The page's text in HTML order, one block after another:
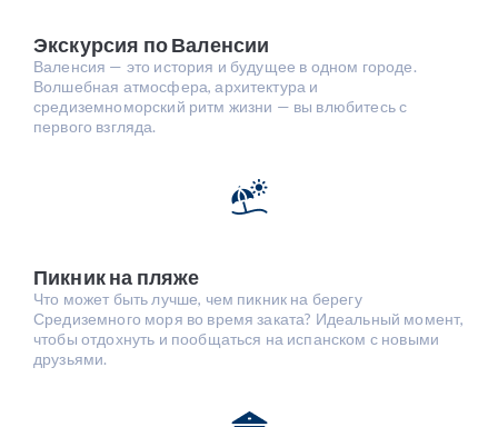
Экскурсия по Валенсии
Валенсия — это история и будущее в одном городе.
Волшебная атмосфера, архитектура и
средиземноморский ритм жизни — вы влюбитесь с
первого взгляда.
Пикник на пляже
Что может быть лучше, чем пикник на берегу
Средиземного моря во время заката? Идеальный момент,
чтобы отдохнуть и пообщаться на испанском с новыми
друзьями.